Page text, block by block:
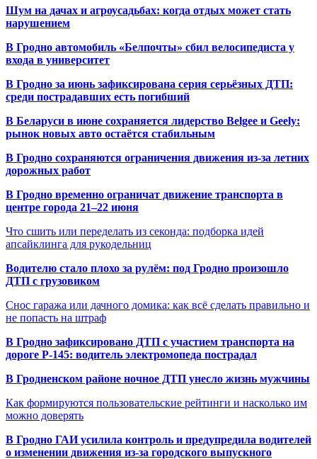
Шум на дачах и агроусадьбах: когда отдых может стать
нарушением
В Гродно автомобиль «Белпочты» сбил велосипедиста у
входа в университет
В Гродно за июнь зафиксирована серия серьёзных ДТП:
среди пострадавших есть погибший
В Беларуси в июне сохраняется лидерство Belgee и Geely:
рынок новых авто остаётся стабильным
В Гродно сохраняются ограничения движения из-за летних
дорожных работ
В Гродно временно ограничат движение транспорта в
центре города 21–22 июня
Что сшить или переделать из секонда: подборка идей
апсайклинга для рукодельниц
Водителю стало плохо за рулём: под Гродно произошло
ДТП с грузовиком
Снос гаража или дачного домика: как всё сделать правильно и
не попасть на штраф
В Гродно зафиксировано ДТП с участием транспорта на
дороге Р-145: водитель электромопеда пострадал
В Гродненском районе ночное ДТП унесло жизнь мужчины
Как формируются пользовательские рейтинги и насколько им
можно доверять
В Гродно ГАИ усилила контроль и предупредила водителей
о изменении движения из-за городского выпускного